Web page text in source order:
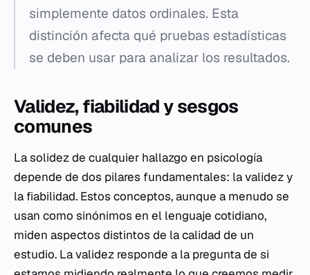
simplemente datos ordinales. Esta
distinción afecta qué pruebas estadísticas
se deben usar para analizar los resultados.
Validez, fiabilidad y sesgos
comunes
La solidez de cualquier hallazgo en psicología
depende de dos pilares fundamentales: la validez y
la fiabilidad. Estos conceptos, aunque a menudo se
usan como sinónimos en el lenguaje cotidiano,
miden aspectos distintos de la calidad de un
estudio. La validez responde a la pregunta de si